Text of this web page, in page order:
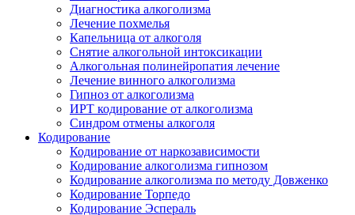
Диагностика алкоголизма
Лечение похмелья
Капельница от алкоголя
Снятие алкогольной интоксикации
Алкогольная полинейропатия лечение
Лечение винного алкоголизма
Гипноз от алкоголизма
ИРТ кодирование от алкоголизма
Синдром отмены алкоголя
Кодирование
Кодирование от наркозависимости
Кодирование алкоголизма гипнозом
Кодирование алкоголизма по методу Довженко
Кодирование Торпедо
Кодирование Эспераль